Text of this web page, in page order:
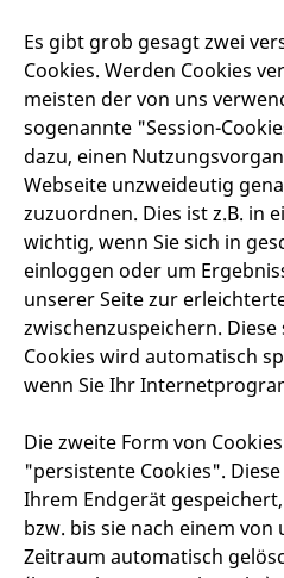
Es gibt grob gesagt zwei
Cookies. Werden Cookies
meisten der von uns
sogenannte "Session-
dazu, einen
Webseite unzweideutig
zuzuordnen. Dies ist z.B. in
wichtig, wenn Sie sich in
einloggen oder um
unserer Seite zur
zwischenzuspeichern. Diese
Cookies wird automatisch
wenn Sie Ihr
Die zweite Form von
"persistente Cookies".
Ihrem Endgerät
bzw. bis sie nach einem von
Zeitraum automatisch